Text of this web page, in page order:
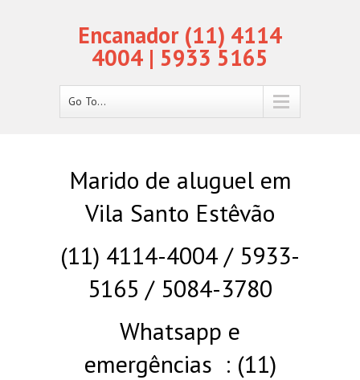
Encanador (11) 4114
4004 | 5933 5165
Go To...
Marido de aluguel em
Vila Santo Estêvão
(11) 4114-4004 / 5933-
5165 / 5084-3780
Whatsapp e
emergências : (11)